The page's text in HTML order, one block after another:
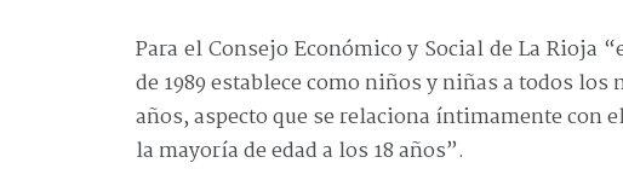
Para el Consejo Económico y Social de La
de 1989 establece como niños y niñas a todos los
años, aspecto que se relaciona íntimamente con
la mayoría de edad a los 18 años”.